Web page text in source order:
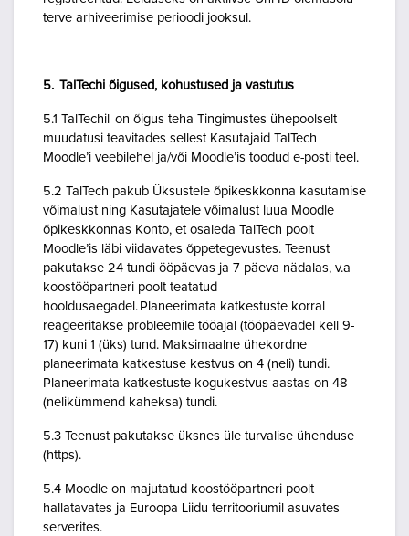
terve arhiveerimise perioodi jooksul.
5. TalTechi õigused, kohustused ja vastutus
5.1 TalTechil on õigus teha Tingimustes ühepoolselt
muudatusi teavitades sellest Kasutajaid TalTech
Moodle’i veebilehel ja/või Moodle’is toodud e-posti teel.
5.2 TalTech pakub Üksustele õpikeskkonna kasutamise
võimalust ning Kasutajatele võimalust luua Moodle
õpikeskkonnas Konto, et osaleda TalTech poolt
Moodle’is läbi viidavates õppetegevustes. Teenust
pakutakse 24 tundi ööpäevas ja 7 päeva nädalas, v.a
koostööpartneri poolt teatatud
hooldusaegadel. Planeerimata katkestuste korral
reageeritakse probleemile tööajal (tööpäevadel kell 9-
17) kuni 1 (üks) tund. Maksimaalne ühekordne
planeerimata katkestuse kestvus on 4 (neli) tundi.
Planeerimata katkestuste kogukestvus aastas on 48
(nelikümmend kaheksa) tundi.
5.3 Teenust pakutakse üksnes üle turvalise ühenduse
(https).
5.4 Moodle on majutatud koostööpartneri poolt
hallatavates ja Euroopa Liidu territooriumil asuvates
serverites.